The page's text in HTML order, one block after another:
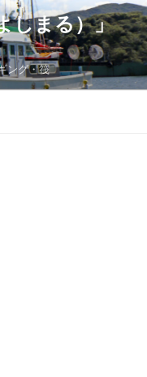
しまる）」
ング・筏